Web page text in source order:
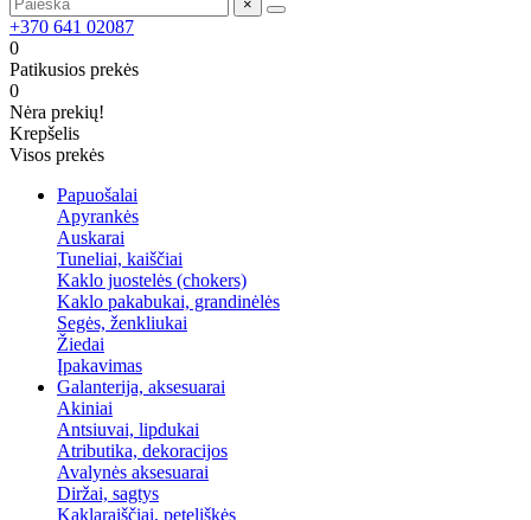
×
+370 641 02087
0
Patikusios prekės
0
Nėra prekių!
Krepšelis
Visos prekės
Papuošalai
Apyrankės
Auskarai
Tuneliai, kaiščiai
Kaklo juostelės (chokers)
Kaklo pakabukai, grandinėlės
Segės, ženkliukai
Žiedai
Įpakavimas
Galanterija, aksesuarai
Akiniai
Antsiuvai, lipdukai
Atributika, dekoracijos
Avalynės aksesuarai
Diržai, sagtys
Kaklaraiščiai, peteliškės